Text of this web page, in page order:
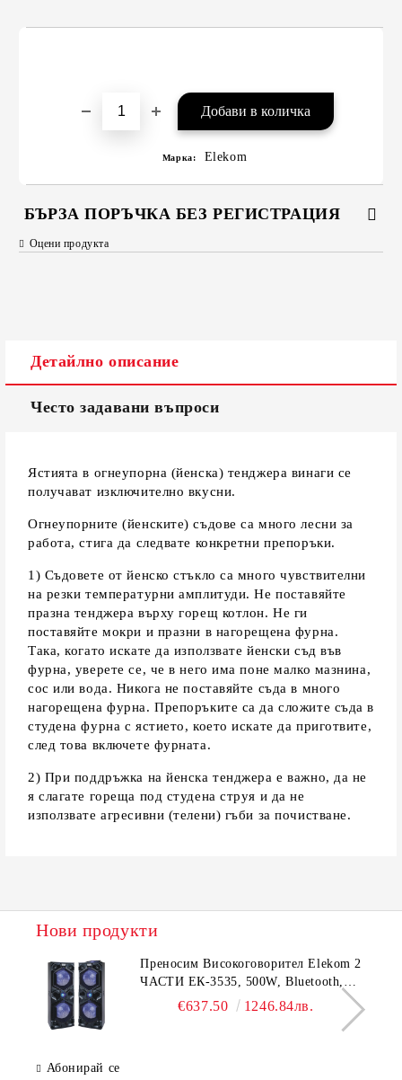
Марка: Elekom
БЪРЗА ПОРЪЧКА БЕЗ РЕГИСТРАЦИЯ
Съгласен съм с
Ние ще се свържем с вас в рамките на работния ден.
Оцени продукта
Детайлно описание
Често задавани въпроси
Ястията в огнеупорна (йенска) тенджера винаги се
получават изключително вкусни.
Огнеупорните (йенските) съдове са много лесни за
работа, стига да следвате конкретни препоръки.
1) Съдовете от йенско стъкло са много чувствителни
на резки температурни амплитуди. Не поставяйте
празна тенджера върху горещ котлон. Не ги
поставяйте мокри и празни в нагорещена фурна.
Така, когато искате да използвате йенски съд във
фурна, уверете се, че в него има поне малко мазнина,
сос или вода. Никога не поставяйте съда в много
нагорещена фурна. Препоръките са да сложите съда в
студена фурна с ястието, което искате да приготвите,
след това включете фурната.
2) При поддръжка на йенска тенджера е важно, да не
я слагате гореща под студена струя и да не
използвате агресивни (телени) гъби за почистване.
Нови продукти
Преносим Високоговорител Elekom 2
ЧАСТИ ЕК-3535, 500W, Bluetooth,
Bluetooth, USB, Караоке, 2
€637.50 1246.84лв.
Абонирай се